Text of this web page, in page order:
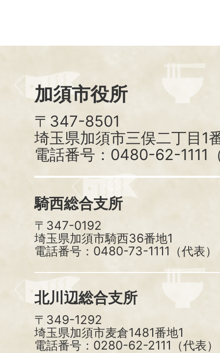
加須市役所
〒347-8501
埼玉県加須市三俣二丁目1
電話番号：0480-62-1111
騎西総合支所
〒347-0192
埼玉県加須市騎西36番地1
電話番号：0480-73-1111（代表）
北川辺総合支所
〒349-1292
埼玉県加須市麦倉1481番地1
電話番号：0280-62-2111（代表）